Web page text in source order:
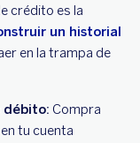
crédito es la
un historial
en la trampa de
débito: Compra
tu cuenta